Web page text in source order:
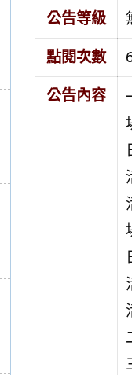
公告等級
點閱次數
公告內容